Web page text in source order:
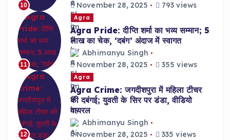
10
November 28, 2025
793 views
11
Agra
Agra Pride: दीप्ति शर्मा का भव्य सम्मान; 5
लाख का चेक, ‘दबंग’ अंदाज में स्वागत
Abhimanyu Singh
November 28, 2025
355 views
12
Agra
Agra Crime: जगदीशपुरा में महिला टीचर
की दबंगई; युवती के सिर पर डंडा, वीडियो
वायरल
Abhimanyu Singh
November 28, 2025
335 views